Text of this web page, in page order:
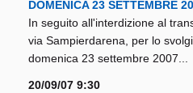
DOMENICA 23 SETTEMBRE
In seguito all'interdizione al
via Sampierdarena, per lo
domenica 23 settembre 2007...
20/09/07 9:30